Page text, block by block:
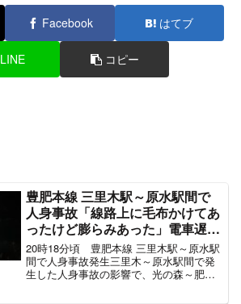
Facebook はてブ
LINE コピー
豊肥本線 三里木駅～原水駅間で
人身事故「線路上に毛布かけてあ
ったけど膨らみあった」電車遅延
3月27日
20時18分頃 豊肥本線 三里木駅～原水駅
間で人身事故発生三里木～原水駅間で発
生した人身事故の影響で、光の森～肥後